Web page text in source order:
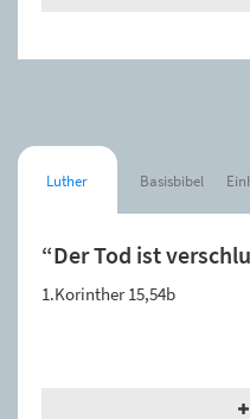
Luther Basisbibel
“Der Tod ist
1.Korinther 15,54b